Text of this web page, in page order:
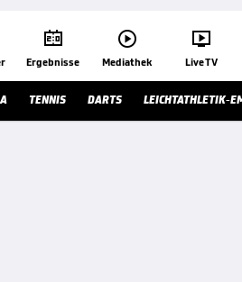

Ergebnisse

Mediathek

Live TV
TENNIS DARTS LEICHTATHLETIK-